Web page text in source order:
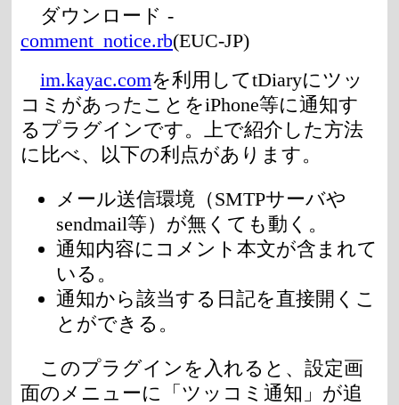
ダウンロード -
comment_notice.rb(EUC-JP)
im.kayac.comを利用してtDiaryにツッ
コミがあったことをiPhone等に通知す
るプラグインです。上で紹介した方法
に比べ、以下の利点があります。
メール送信環境（SMTPサーバや
sendmail等）が無くても動く。
通知内容にコメント本文が含まれて
いる。
通知から該当する日記を直接開くこ
とができる。
このプラグインを入れると、設定画
面のメニューに「ツッコミ通知」が追